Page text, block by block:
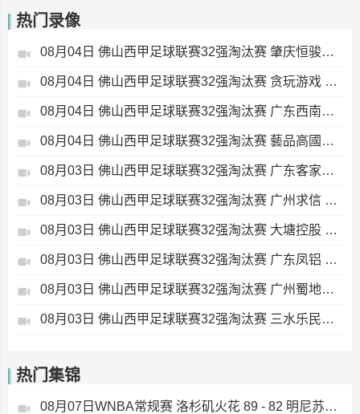
热门录像
08月04日 佛山西甲足球联赛32强淘汰赛 肇庆恒骏成 VS 三七互娱 全场录像
08月04日 佛山西甲足球联赛32强淘汰赛 贪玩游戏 VS 美的薪火 全场录像
08月04日 佛山西甲足球联赛32强淘汰赛 广东西南建设 VS 香港圣徒 全场录像
08月04日 佛山西甲足球联赛32强淘汰赛 藝品高國際 VS 湛江狂狼·粵辉能源 全场录像
08月03日 佛山西甲足球联赛32强淘汰赛 广东客家青年 VS 广州英华思力U17 全场录像
08月03日 佛山西甲足球联赛32强淘汰赛 广州求信 VS 顺德新青年 全场录像
08月03日 佛山西甲足球联赛32强淘汰赛 大塘控股 VS 茂名市点都得 全场录像
08月03日 佛山西甲足球联赛32强淘汰赛 广东凤铝 VS 湛江八部科技 全场录像
08月03日 佛山西甲足球联赛32强淘汰赛 广州蜀地红 VS 广州戴拿模 全场录像
08月03日 佛山西甲足球联赛32强淘汰赛 三水乐民兴健力宝 VS 中国澳门澳科精英 全场录像
热门集锦
08月07日WNBA常规赛 洛杉矶火花 89 - 82 明尼苏达山猫 全场集锦